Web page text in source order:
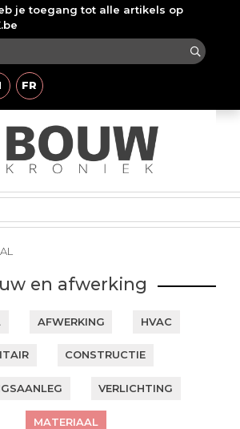
je toegang tot alle artikels op
FR
en afwerking
AFWERKING HVAC
CONSTRUCTIE
VERLICHTING
MATERIAAL